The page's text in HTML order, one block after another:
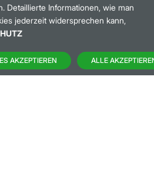
Detaillierte Informationen, wie man
jederzeit widersprechen kann,
AKZEPTIEREN ALLE